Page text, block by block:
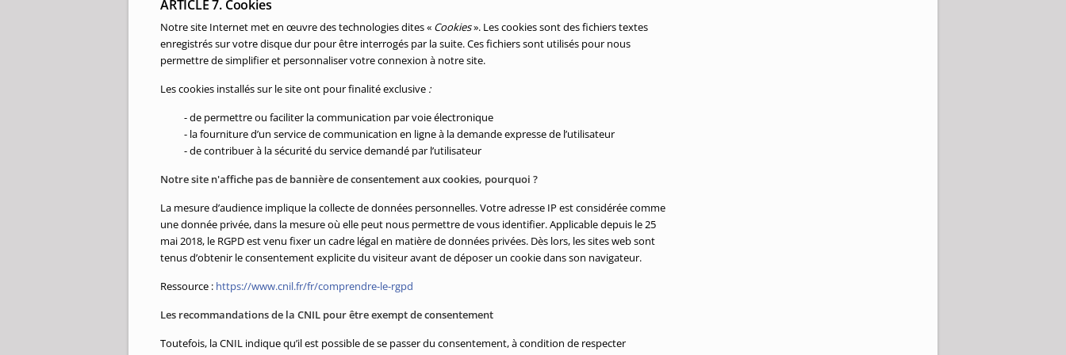
ARTICLE 7. Cookies
Notre site Internet met en œuvre des technologies dites « Cookies». Les cookies sont des fichiers textes
enregistrés sur votre disque dur pour être interrogés par la suite. Ces fichiers sont utilisés pour nous
permettre de simplifier et personnaliser votre connexion à notre site.
Les cookies installés sur le site ont pour finalité exclusive :
- de permettre ou faciliter la communication par voie électronique
- la fourniture d’un service de communication en ligne à la demande expresse de l’utilisateur
- de contribuer à la sécurité du service demandé par l’utilisateur
Notre site n'affiche pas de bannière de consentement aux cookies, pourquoi ?
La mesure d’audience implique la collecte de données personnelles. Votre adresse IP est considérée comme
une donnée privée, dans la mesure où elle peut nous permettre de vous identifier. Applicable depuis le 25
mai 2018, le RGPD est venu fixer un cadre légal en matière de données privées. Dès lors, les sites web sont
tenus d’obtenir le consentement explicite du visiteur avant de déposer un cookie dans son navigateur.
Ressource : https://www.cnil.fr/fr/comprendre-le-rgpd
Les recommandations de la CNIL pour être exempt de consentement
Toutefois, la CNIL indique qu’il est possible de se passer du consentement, à condition de respecter